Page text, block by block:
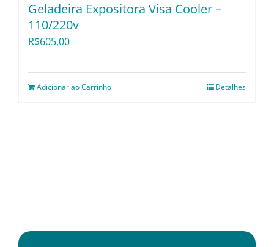
Geladeira Expositora Visa Cooler –
110/220v
R$605,00
Adicionar ao Carrinho Detalhes